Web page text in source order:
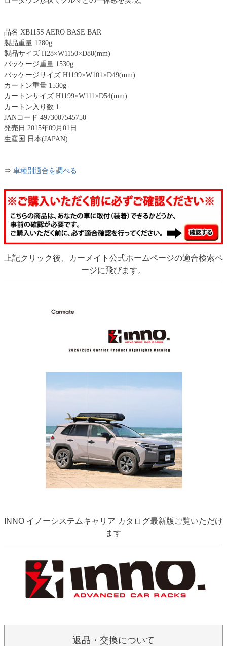
品名 XB115S AERO BASE BAR
製品重量 1280g
製品サイズ H28×W1150×D80(mm)
パッケージ重量 1530g
パッケージサイズ H1199×W101×D49(mm)
カートン重量 1530g
カートンサイズ H1199×W111×D54(mm)
カートン入り数 1
JANコード 4973007545750
発売日 2015年09月01日
生産国 日本(JAPAN)
⇒ 車種別適合を調べる
上記クリック後、カーメイト公式ホームページの適合検索ペ
ージに飛びます。
INNO イノーシステムキャリア カタログ最新版ご覧いただけ
ます
返品・交換について